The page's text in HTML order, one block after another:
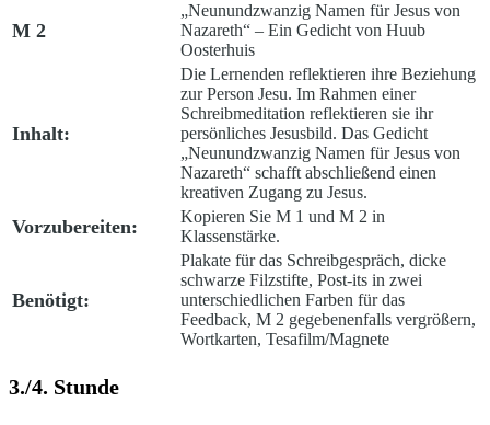
M 2
„Neunundzwanzig Namen für Jesus von
Nazareth“ – Ein Gedicht von Huub
Oosterhuis
Inhalt:
Die Lernenden reflektieren ihre Beziehung
zur Person Jesu. Im Rahmen einer
Schreibmeditation reflektieren sie ihr
persönliches Jesusbild. Das Gedicht
„Neunundzwanzig Namen für Jesus von
Nazareth“ schafft abschließend einen
kreativen Zugang zu Jesus.
Vorzubereiten:
Kopieren Sie M 1 und M 2 in
Klassenstärke.
Benötigt:
Plakate für das Schreibgespräch, dicke
schwarze Filzstifte, Post-its in zwei
unterschiedlichen Farben für das
Feedback, M 2 gegebenenfalls vergrößern,
Wortkarten, Tesafilm/Magnete
3./4. Stunde